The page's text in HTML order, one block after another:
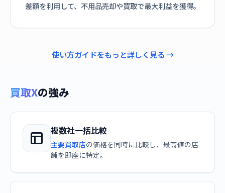
差額を利用して、不用品売却や買取で最大利益を獲得。
使い方ガイドをもっと詳しく見る →
買取Xの強み
複数社一括比較
主要買取店の価格を同時に比較し、最高値の店
舗を即座に特定。